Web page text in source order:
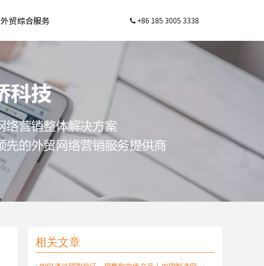
外贸综合服务  +86 185 3005 3338
相关文章